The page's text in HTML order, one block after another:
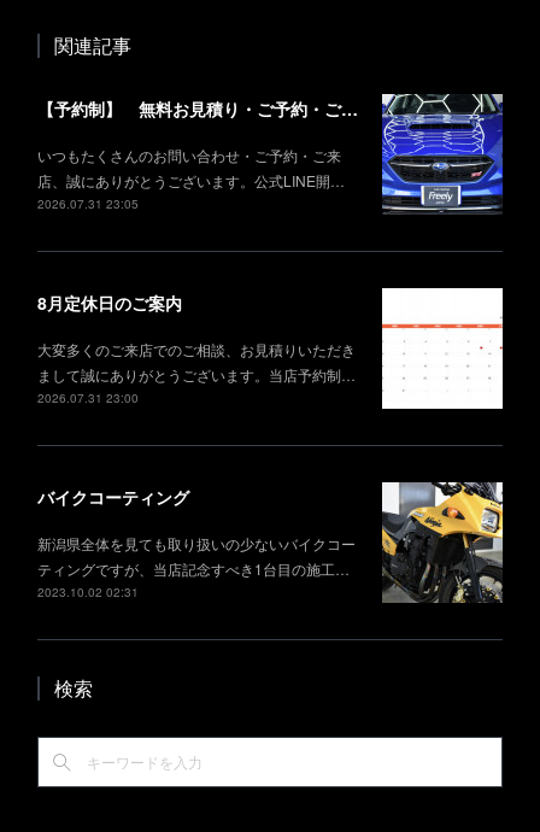
関連記事
【予約制】 無料お見積り・ご予約・ご来店予約はこちらから！
いつもたくさんのお問い合わせ・ご予約・ご来
店、誠にありがとうございます。公式LINE開…
2026.07.31 23:05
8月定休日のご案内
大変多くのご来店でのご相談、お見積りいただき
まして誠にありがとうございます。当店予約制…
2026.07.31 23:00
バイクコーティング
新潟県全体を見ても取り扱いの少ないバイクコー
ティングですが、当店記念すべき1台目の施工…
2023.10.02 02:31
検索